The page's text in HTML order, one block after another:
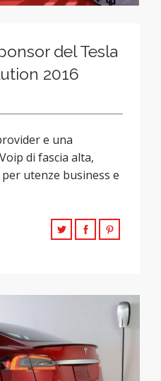
del Tesla
2016
e una
di fascia alta,
utenze business e